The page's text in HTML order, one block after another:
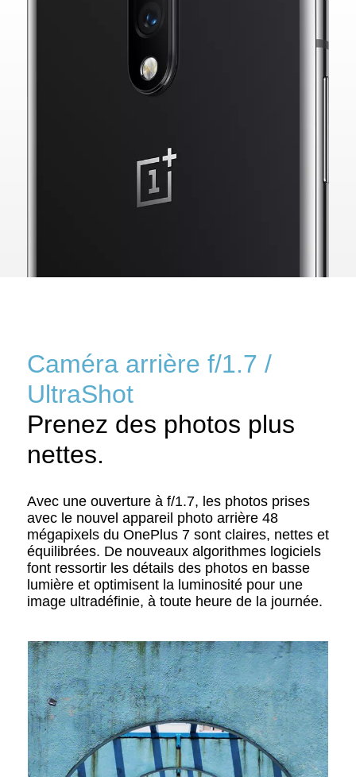
Caméra arrière f/1.7 /
UltraShot
Prenez des photos plus
nettes.
Avec une ouverture à f/1.7, les photos prises
avec le nouvel appareil photo arrière 48
mégapixels du OnePlus 7 sont claires, nettes et
équilibrées. De nouveaux algorithmes logiciels
font ressortir les détails des photos en basse
lumière et optimisent la luminosité pour une
image ultradéfinie, à toute heure de la journée.